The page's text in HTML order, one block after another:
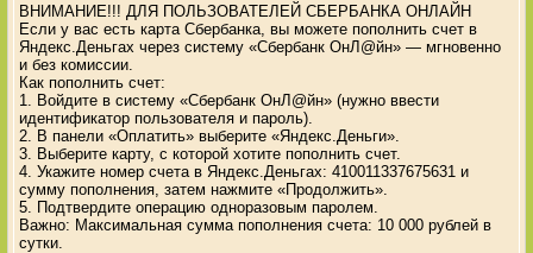
ВНИМАНИЕ!!! ДЛЯ ПОЛЬЗОВАТЕЛЕЙ СБЕРБАНКА ОНЛАЙН
Если у вас есть карта Сбербанка, вы можете пополнить счет в
Яндекс.Деньгах через систему «Сбербанк ОнЛ@йн» — мгновенно
и без комиссии.
Как пополнить счет:
1. Войдите в систему «Сбербанк ОнЛ@йн» (нужно ввести
идентификатор пользователя и пароль).
2. В панели «Оплатить» выберите «Яндекс.Деньги».
3. Выберите карту, с которой хотите пополнить счет.
4. Укажите номер счета в Яндекс.Деньгах: 410011337675631 и
сумму пополнения, затем нажмите «Продолжить».
5. Подтвердите операцию одноразовым паролем.
Важно: Максимальная сумма пополнения счета: 10 000 рублей в
сутки.